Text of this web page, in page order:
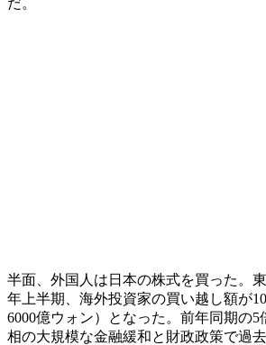
半面、外国人は日本の株式を買った。
年上半期、海外投資家の買い越し額が
6000億ウォン）となった。前年同期の
相の大規模な金融緩和と財政政策で過